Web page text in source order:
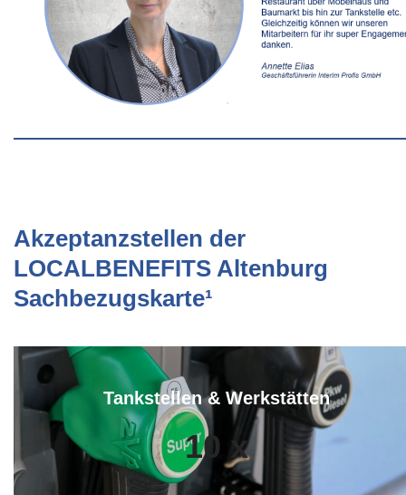
Akzeptanzstellen der
LOCALBENEFITS Altenburg
Sachbezugskarte¹
Tankstellen & Werkstätten
10 x